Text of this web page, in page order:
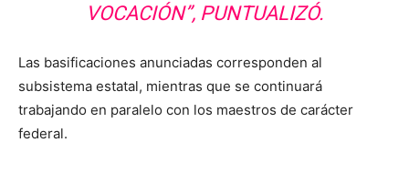
VOCACIÓN”, PUNTUALIZÓ.
Las basificaciones anunciadas corresponden al
subsistema estatal, mientras que se continuará
trabajando en paralelo con los maestros de carácter
federal.